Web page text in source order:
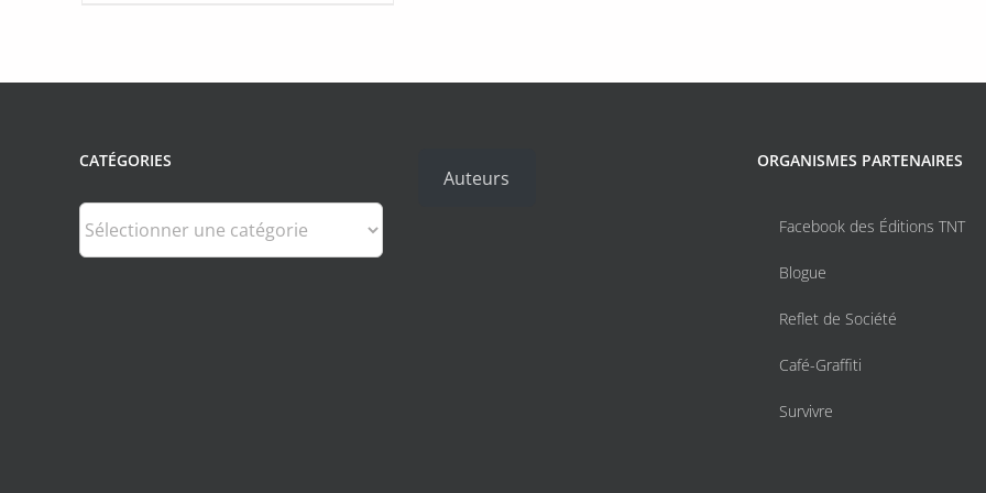
CATÉGORIES
Catégories
Auteurs
ORGANISMES PARTENAIRES
Facebook des Éditions TNT
Blogue
Reflet de Société
Café-Graffiti
Survivre